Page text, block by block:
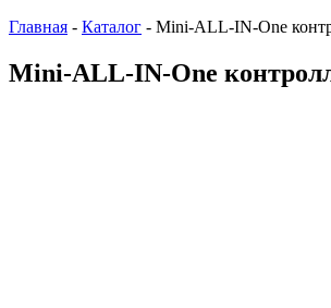
Главная - Каталог - Mini-ALL-IN-One
Mini-ALL-IN-One